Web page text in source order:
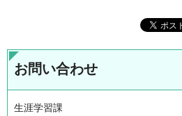
お問い合わせ
生涯学習課